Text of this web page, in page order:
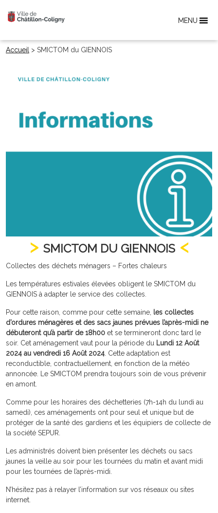
MENU
Accueil > SMICTOM du GIENNOIS
SMICTOM DU GIENNOIS
Collectes des déchets ménagers – Fortes chaleurs
Les températures estivales élevées obligent le SMICTOM du
GIENNOIS à adapter le service des collectes.
Pour cette raison, comme pour cette semaine, les collectes
d’ordures ménagères et des sacs jaunes prévues l’après-midi ne
débuteront qu’à partir de 18h00 et se termineront donc tard le
soir. Cet aménagement vaut pour la période du Lundi 12 Août
2024 au vendredi 16 Août 2024. Cette adaptation est
reconductible, contractuellement, en fonction de la météo
annoncée. Le SMICTOM prendra toujours soin de vous prévenir
en amont.
Comme pour les horaires des déchetteries (7h-14h du lundi au
samedi), ces aménagements ont pour seul et unique but de
protéger de la santé des gardiens et les équipiers de collecte de
la société SEPUR.
Les administrés doivent bien présenter les déchets ou sacs
jaunes la veille au soir pour les tournées du matin et avant midi
pour les tournées de l’après-midi.
N’hésitez pas à relayer l’information sur vos réseaux ou sites
internet.